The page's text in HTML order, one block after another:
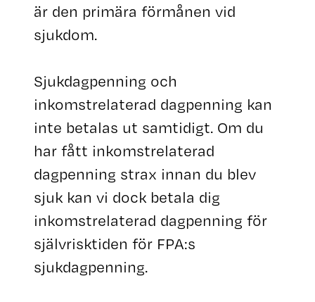
är den primära förmånen vid
sjukdom.
Sjukdagpenning och
inkomstrelaterad dagpenning kan
inte betalas ut samtidigt. Om du
har fått inkomstrelaterad
dagpenning strax innan du blev
sjuk kan vi dock betala dig
inkomstrelaterad dagpenning för
självrisktiden för FPA:s
sjukdagpenning.